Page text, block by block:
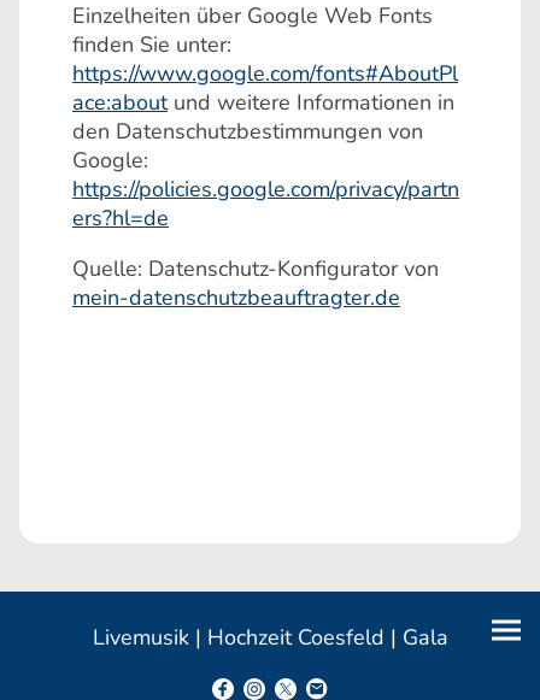
Einzelheiten über Google Web Fonts
finden Sie unter:
https://www.google.com/fonts#AboutPl
ace:aboutund weitere Informationen in
den Datenschutzbestimmungen von
Google:
https://policies.google.com/privacy/partn
ers?hl=de
Quelle: Datenschutz-Konfigurator von
mein-datenschutzbeauftragter.de
Livemusik | Hochzeit Coesfeld | Gala